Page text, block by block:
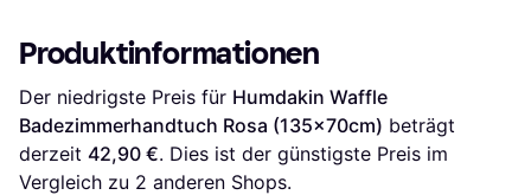
Produktinformationen
Der niedrigste Preis für Humdakin Waffle
Badezimmerhandtuch Rosa (135x70cm) beträgt
derzeit 42,90 €. Dies ist der günstigste Preis im
Vergleich zu 2 anderen Shops.